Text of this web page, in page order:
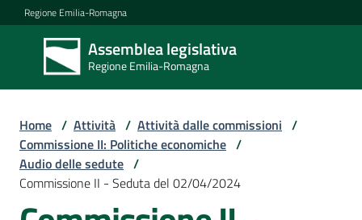
Vai al contenuto
Vai alla navigazione
Vai al footer
Regione Emilia-Romagna
Assemblea legislativa
Regione Emilia-Romagna
Assemblea
legislativa
Regione Emilia-
Assemblea
Home / Attività / Attività dalle commissioni /
Commissione II: Politiche economiche /
Audio delle sedute /
Commissione II - Seduta del 02/04/2024